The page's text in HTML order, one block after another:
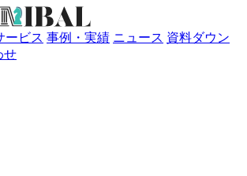
ービス 事例・実績 ニュース 資料ダウン
せ